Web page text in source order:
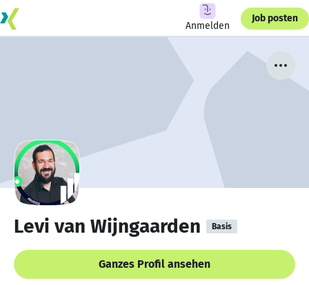
Anmelden
Job posten
Levi van Wijngaarden Basis
Ganzes Profil ansehen